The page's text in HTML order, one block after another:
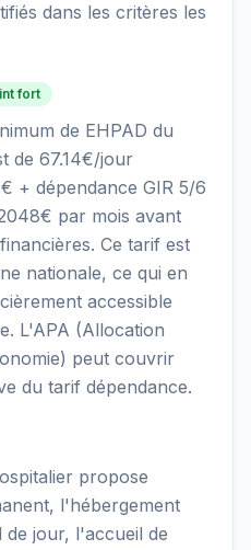
dans les critères les
fort
de EHPAD du
de 67.14€/jour
+ dépendance GIR 5/6
par mois avant
Ce tarif est
nationale, ce qui en
accessible
L'APA (Allocation
peut couvrir
du tarif dépendance.
propose
l'hébergement
jour, l'accueil de